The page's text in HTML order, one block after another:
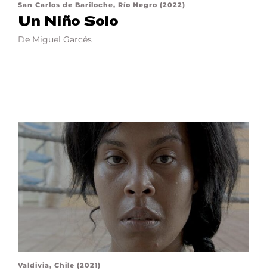
San Carlos de Bariloche, Río Negro (2022)
Un Niño Solo
De Miguel Garcés
Valdivia, Chile (2021)